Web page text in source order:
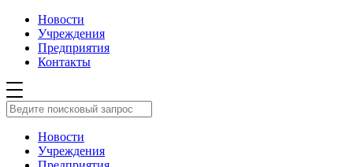
Новости
Учреждения
Предприятия
Контакты
Новости
Учреждения